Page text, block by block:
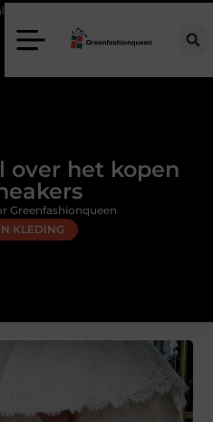
zonder schoorsteen
over het kopen
KLEDING
Greenfashionqueen